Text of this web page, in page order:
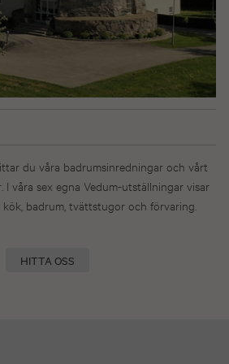
du våra badrumsinredningar och vårt
våra sex egna Vedum-utställningar visar
badrum, tvättstugor och förvaring.
HITTA OSS